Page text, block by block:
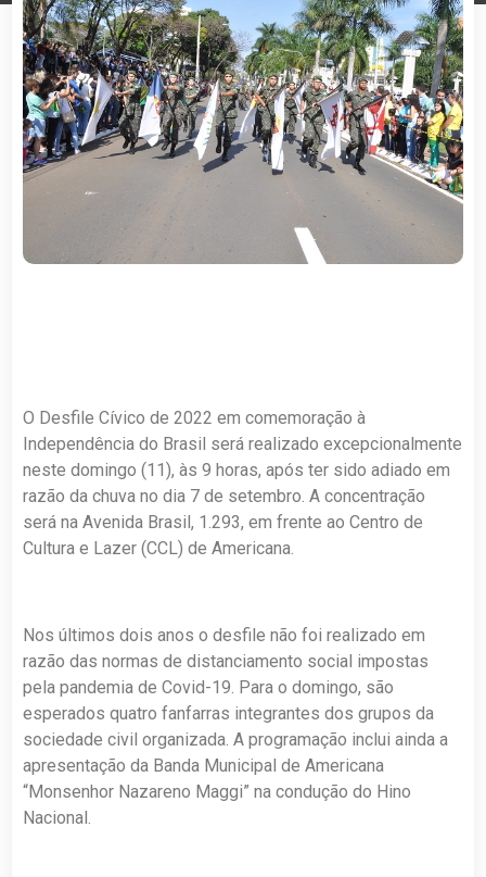
O Desfile Cívico de 2022 em comemoração à
Independência do Brasil será realizado excepcionalmente
neste domingo (11), às 9 horas, após ter sido adiado em
razão da chuva no dia 7 de setembro. A concentração
será na Avenida Brasil, 1.293, em frente ao Centro de
Cultura e Lazer (CCL) de Americana.
Nos últimos dois anos o desfile não foi realizado em
razão das normas de distanciamento social impostas
pela pandemia de Covid-19. Para o domingo, são
esperados quatro fanfarras integrantes dos grupos da
sociedade civil organizada. A programação inclui ainda a
apresentação da Banda Municipal de Americana
“Monsenhor Nazareno Maggi” na condução do Hino
Nacional.